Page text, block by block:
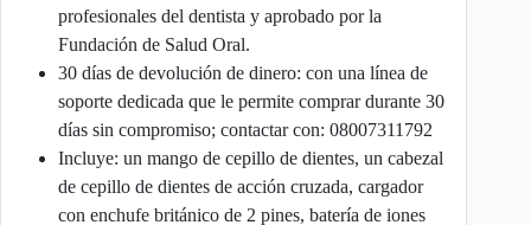
profesionales del dentista y aprobado por la
Fundación de Salud Oral.
30 días de devolución de dinero: con una línea de
soporte dedicada que le permite comprar durante 30
días sin compromiso; contactar con: 08007311792
Incluye: un mango de cepillo de dientes, un cabezal
de cepillo de dientes de acción cruzada, cargador
con enchufe británico de 2 pines, batería de iones